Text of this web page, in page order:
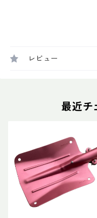
レビュー
最近チ